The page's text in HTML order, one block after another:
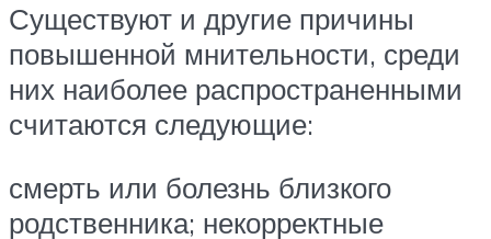
Существуют и другие причины
повышенной мнительности, среди
них наиболее распространенными
считаются следующие:
смерть или болезнь близкого
родственника; некорректные